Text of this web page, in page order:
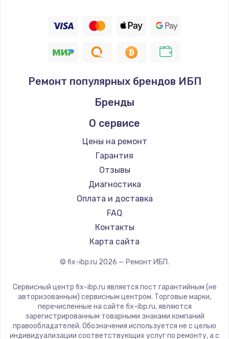
Ремонт популярных брендов ИБП
Бренды
О сервисе
Цены на ремонт
Гарантия
Отзывы
Диагностика
Оплата и доставка
FAQ
Контакты
Карта сайта
© fix-ibp.ru 2026 — Ремонт ИБП.
Сервисный центр fix-ibp.ru является пост гарантийным (не
авторизованным) сервисным центром. Торговые марки,
перечисленные на сайте fix-ibp.ru, являются
зарегистрированным товарными знаками компаний
правообладателей. Обозначения используется не с целью
индивидуализации соответствующих услуг по ремонту, а с